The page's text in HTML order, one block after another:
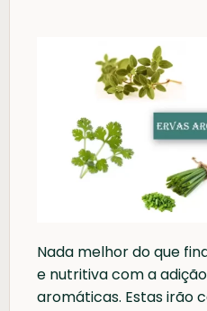
Nada melhor do que
e nutritiva com a
aromáticas. Estas irão